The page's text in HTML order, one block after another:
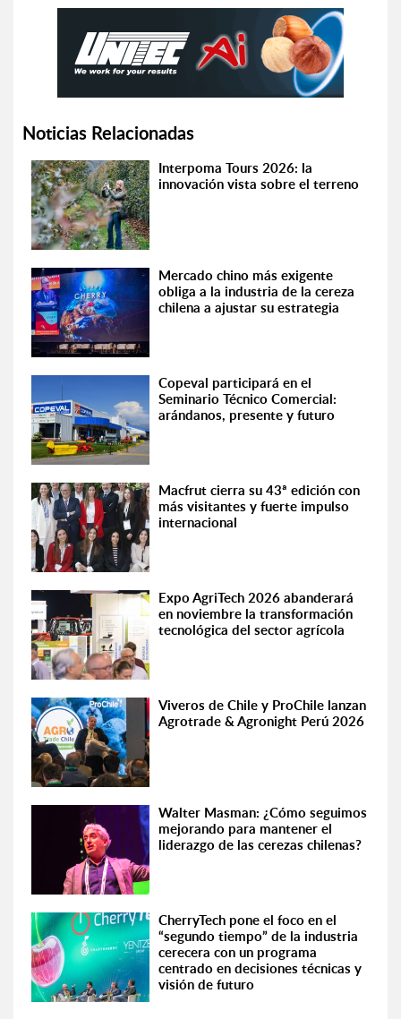
Noticias Relacionadas
Interpoma Tours 2026: la
innovación vista sobre el terreno
Mercado chino más exigente
obliga a la industria de la cereza
chilena a ajustar su estrategia
Copeval participará en el
Seminario Técnico Comercial:
arándanos, presente y futuro
Macfrut cierra su 43ª edición con
más visitantes y fuerte impulso
internacional
Expo AgriTech 2026 abanderará
en noviembre la transformación
tecnológica del sector agrícola
Viveros de Chile y ProChile lanzan
Agrotrade & Agronight Perú 2026
Walter Masman: ¿Cómo seguimos
mejorando para mantener el
liderazgo de las cerezas chilenas?
CherryTech pone el foco en el
“segundo tiempo” de la industria
cerecera con un programa
centrado en decisiones técnicas y
visión de futuro